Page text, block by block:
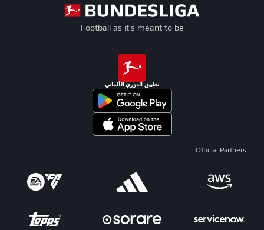
Football as it's meant to be
تطبيق الدوري الألماني
Official Partners